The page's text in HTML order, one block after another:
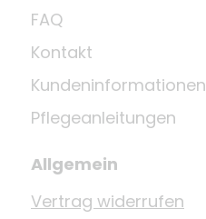
FAQ
Kontakt
Kundeninformationen
Pflegeanleitungen
Allgemein
Vertrag widerrufen